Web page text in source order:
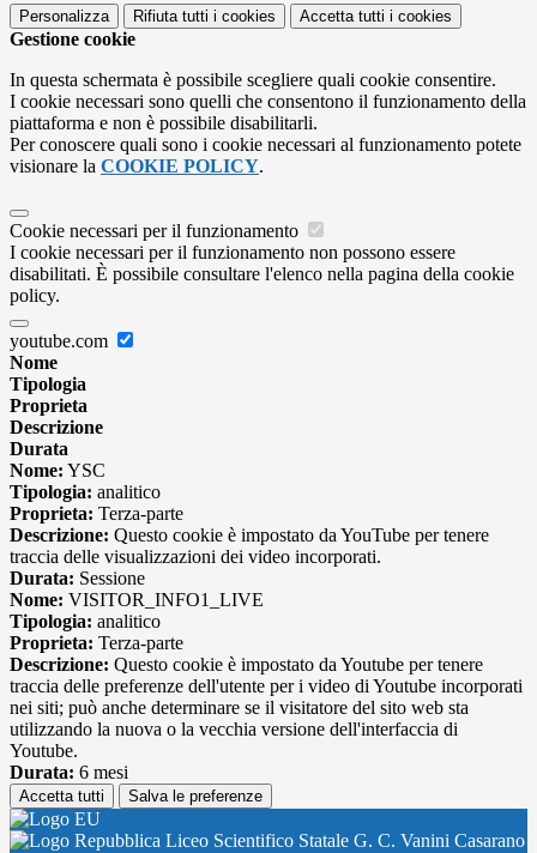
Personalizza Rifiuta tutti i cookies Accetta tutti i cookies
Gestione cookie
In questa schermata è possibile scegliere quali cookie consentire.
I cookie necessari sono quelli che consentono il funzionamento della
piattaforma e non è possibile disabilitarli.
Per conoscere quali sono i cookie necessari al funzionamento potete
visionare la COOKIE POLICY.
Cookie necessari per il funzionamento
I cookie necessari per il funzionamento non possono essere
disabilitati. È possibile consultare l'elenco nella pagina della cookie
policy.
youtube.com
Nome
Tipologia
Proprieta
Descrizione
Durata
Nome: YSC
Tipologia: analitico
Proprieta: Terza-parte
Descrizione: Questo cookie è impostato da YouTube per tenere
traccia delle visualizzazioni dei video incorporati.
Durata: Sessione
Nome: VISITOR_INFO1_LIVE
Tipologia: analitico
Proprieta: Terza-parte
Descrizione: Questo cookie è impostato da Youtube per tenere
traccia delle preferenze dell'utente per i video di Youtube incorporati
nei siti; può anche determinare se il visitatore del sito web sta
utilizzando la nuova o la vecchia versione dell'interfaccia di
Youtube.
Durata: 6 mesi
Accetta tutti Salva le preferenze
Liceo Scientifico Statale G. C. Vanini Casarano